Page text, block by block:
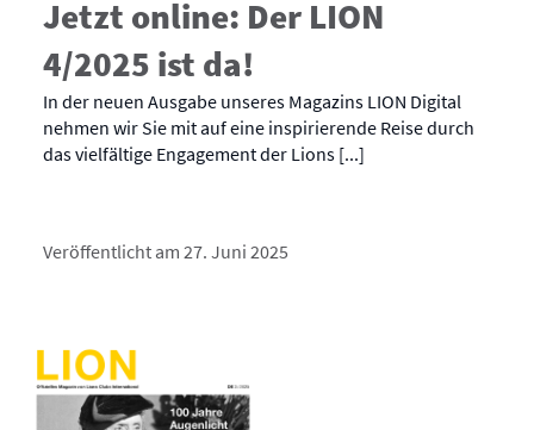
Jetzt online: Der LION
4/2025 ist da!
In der neuen Ausgabe unseres Magazins LION Digital
nehmen wir Sie mit auf eine inspirierende Reise durch
das vielfältige Engagement der Lions [...]
Veröffentlicht am 27. Juni 2025